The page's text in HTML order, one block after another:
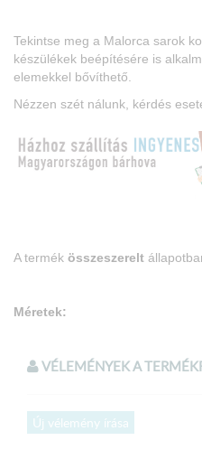
Tekintse meg a Malorca sarok
készülékek beépítésére is
elemekkel bővíthető.
Nézzen szét nálunk, kérdés
A termék összeszerelt
Méretek:
Felső elem magassága:
Alsó elem magassága:
Alsó elem mélysége:
VÉLEMÉNYEK A
Új vélemény írása